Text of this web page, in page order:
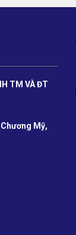
TM VÀ ĐT
Mỹ,